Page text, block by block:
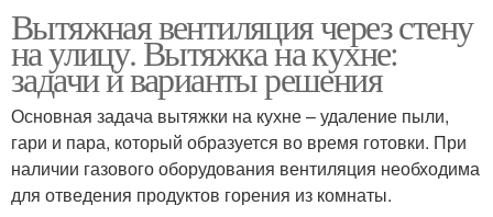
Вытяжная вентиляция через стену
на улицу. Вытяжка на кухне:
задачи и варианты решения
Основная задача вытяжки на кухне – удаление пыли,
гари и пара, который образуется во время готовки. При
наличии газового оборудования вентиляция необходима
для отведения продуктов горения из комнаты.